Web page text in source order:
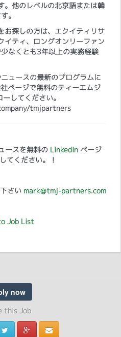
。他のレベルの北京語または韓
。
お探しの方は、エクイティリサ
イティ、ロングオンリーファン
なくとも3年以上の実務経験
ュースの最新のプログラムに
ページで無料のティーエムジ
してください。
tmjpartners
ースを無料の LinkedInページ
てください。！
さい mark@tmj-partners.com
Job List
now
this Job